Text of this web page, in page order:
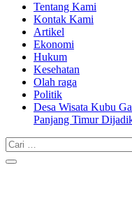
Tentang Kami
Kontak Kami
Artikel
Ekonomi
Hukum
Kesehatan
Olah raga
Politik
Desa Wisata Kubu
Panjang Timur
Cari
untuk: